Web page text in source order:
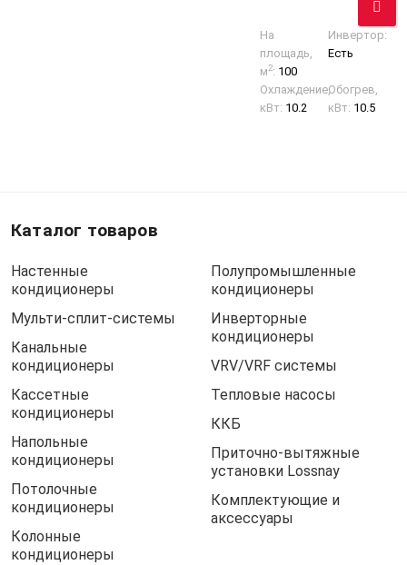
На
площадь,
м2: 100
Инвертор:
Есть
Охлаждение,
кВт: 10.2
Обогрев,
кВт: 10.5
Каталог товаров
Настенные
кондиционеры
Мульти-сплит-системы
Канальные
кондиционеры
Кассетные
кондиционеры
Напольные
кондиционеры
Потолочные
кондиционеры
Колонные
кондиционеры
Полупромышленные
кондиционеры
Инверторные
кондиционеры
VRV/VRF системы
Тепловые насосы
ККБ
Приточно-вытяжные
установки Lossnay
Комплектующие и
аксессуары